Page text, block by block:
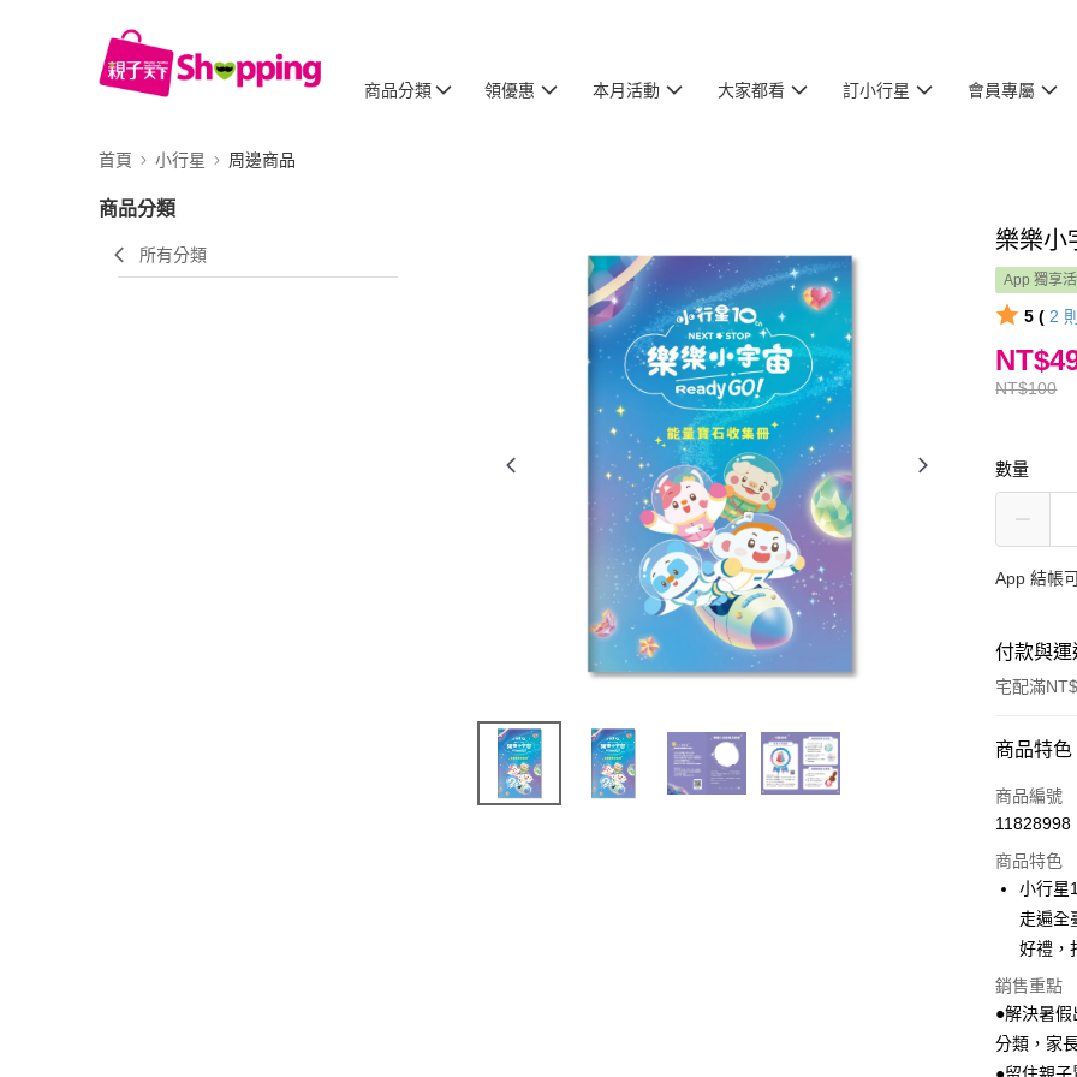
商品分類 領優惠 本月活動 大家都看 訂小行星 會員專屬
首頁 小行星 周邊商品
商品分類
所有分類
樂樂小
App 獨享
5 ( 2
NT$100
數量
App 結帳
付款與
宅配滿
付款方式
信用卡一
Apple Pay
大哥付你
相關說明
【大哥付
1.本服務
2.付款方
流程，驗
完成交易。
AFTEE先
相關說明
【關於「
AFTEE先
ATM付款
商品特色
商品編號
11828998
商品特色
小行星
走遍全
好禮，
銷售重點
●解決暑
分類，家